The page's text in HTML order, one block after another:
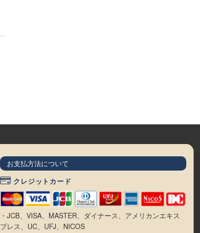
お支払方法について
クレジットカード
・JCB、VISA、MASTER、ダイナース、アメリカンエキス
プレス、UC、UFJ、NICOS